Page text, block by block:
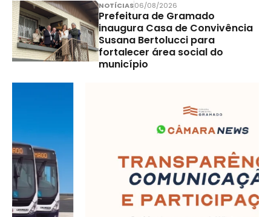
NOTÍCIAS06/08/2026
Prefeitura de Gramado
inaugura Casa de Convivência
Susana Bertolucci para
fortalecer área social do
município